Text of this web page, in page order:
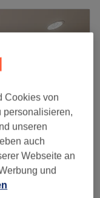
Cookies von
personalisieren,
unseren
auch
Webseite an
und